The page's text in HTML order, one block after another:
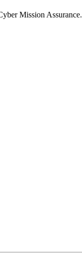
Mission Assurance.